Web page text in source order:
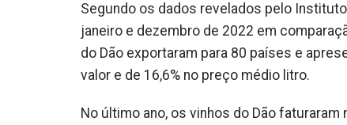
Segundo os dados revelados pelo
janeiro e dezembro de 2022 em
do Dão exportaram para 80 países e
valor e de 16,6% no preço médio litro.
No último ano, os vinhos do Dão faturaram